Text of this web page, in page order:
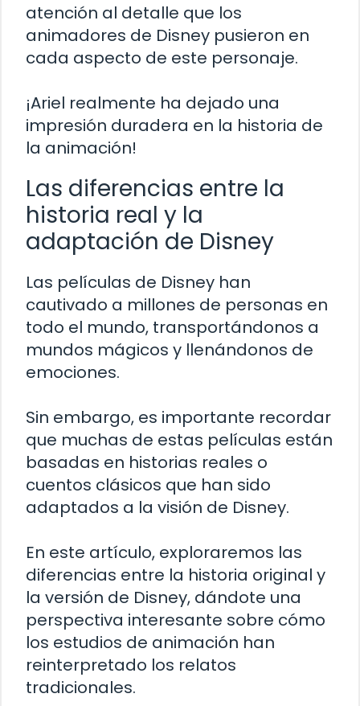
atención al detalle que los
animadores de Disney pusieron en
cada aspecto de este personaje.
¡Ariel realmente ha dejado una
impresión duradera en la historia de
la animación!
Las diferencias entre la
historia real y la
adaptación de Disney
Las películas de Disney han
cautivado a millones de personas en
todo el mundo, transportándonos a
mundos mágicos y llenándonos de
emociones.
Sin embargo, es importante recordar
que muchas de estas películas están
basadas en historias reales o
cuentos clásicos que han sido
adaptados a la visión de Disney.
En este artículo, exploraremos las
diferencias entre la historia original y
la versión de Disney, dándote una
perspectiva interesante sobre cómo
los estudios de animación han
reinterpretado los relatos
tradicionales.